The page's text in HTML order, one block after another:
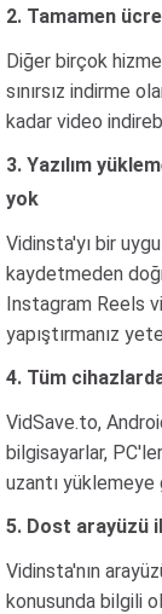
2. Tamamen
Diğer birçok
sınırsız indirme
kadar video
3. Yazılım
yok
Vidinsta'yı bir
kaydetmeden
Instagram Reels
yapıştırmanız
4. Tüm
VidSave.to,
bilgisayarlar,
uzantı yüklemeye
5. Dost arayüzü
Vidinsta'nın
konusunda bilgili